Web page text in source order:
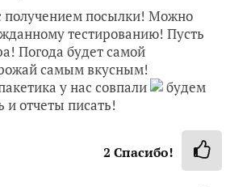
получением посылки! Можно
тестированию! Пусть
Погода будет самой
самым вкусным!
у нас совпали
будем
отчеты писать!
2 Спасибо!